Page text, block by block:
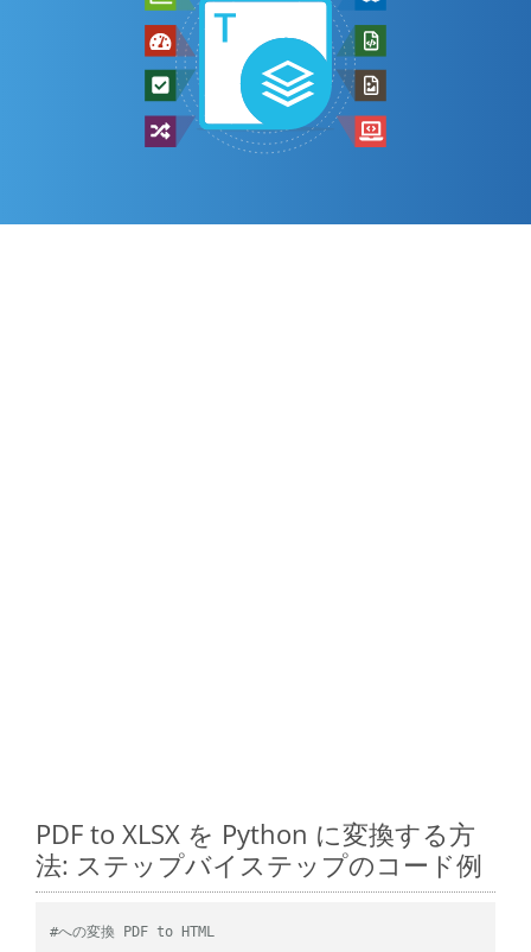
PDF to XLSX を Python に変換する方
法: ステップバイステップのコード例
#への変換 PDF to HTML